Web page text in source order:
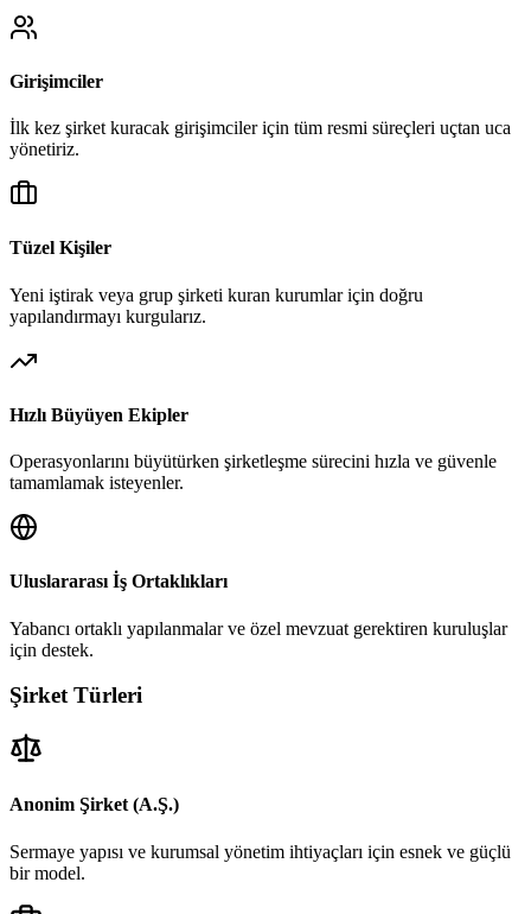
Girişimciler
İlk kez şirket kuracak girişimciler için tüm resmi süreçleri uçtan uca
yönetiriz.
Tüzel Kişiler
Yeni iştirak veya grup şirketi kuran kurumlar için doğru
yapılandırmayı kurgularız.
Hızlı Büyüyen Ekipler
Operasyonlarını büyütürken şirketleşme sürecini hızla ve güvenle
tamamlamak isteyenler.
Uluslararası İş Ortaklıkları
Yabancı ortaklı yapılanmalar ve özel mevzuat gerektiren kuruluşlar
için destek.
Şirket Türleri
Anonim Şirket (A.Ş.)
Sermaye yapısı ve kurumsal yönetim ihtiyaçları için esnek ve güçlü
bir model.